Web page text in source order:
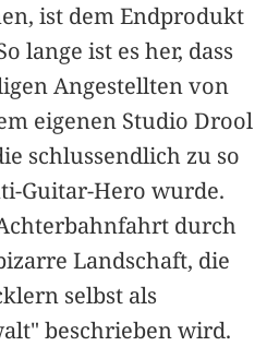
ist dem Endprodukt
lange ist es her, dass
Angestellten von
eigenen Studio Drool
schlussendlich zu so
Guitar-Hero wurde.
durch
Landschaft, die
selbst als
beschrieben wird.